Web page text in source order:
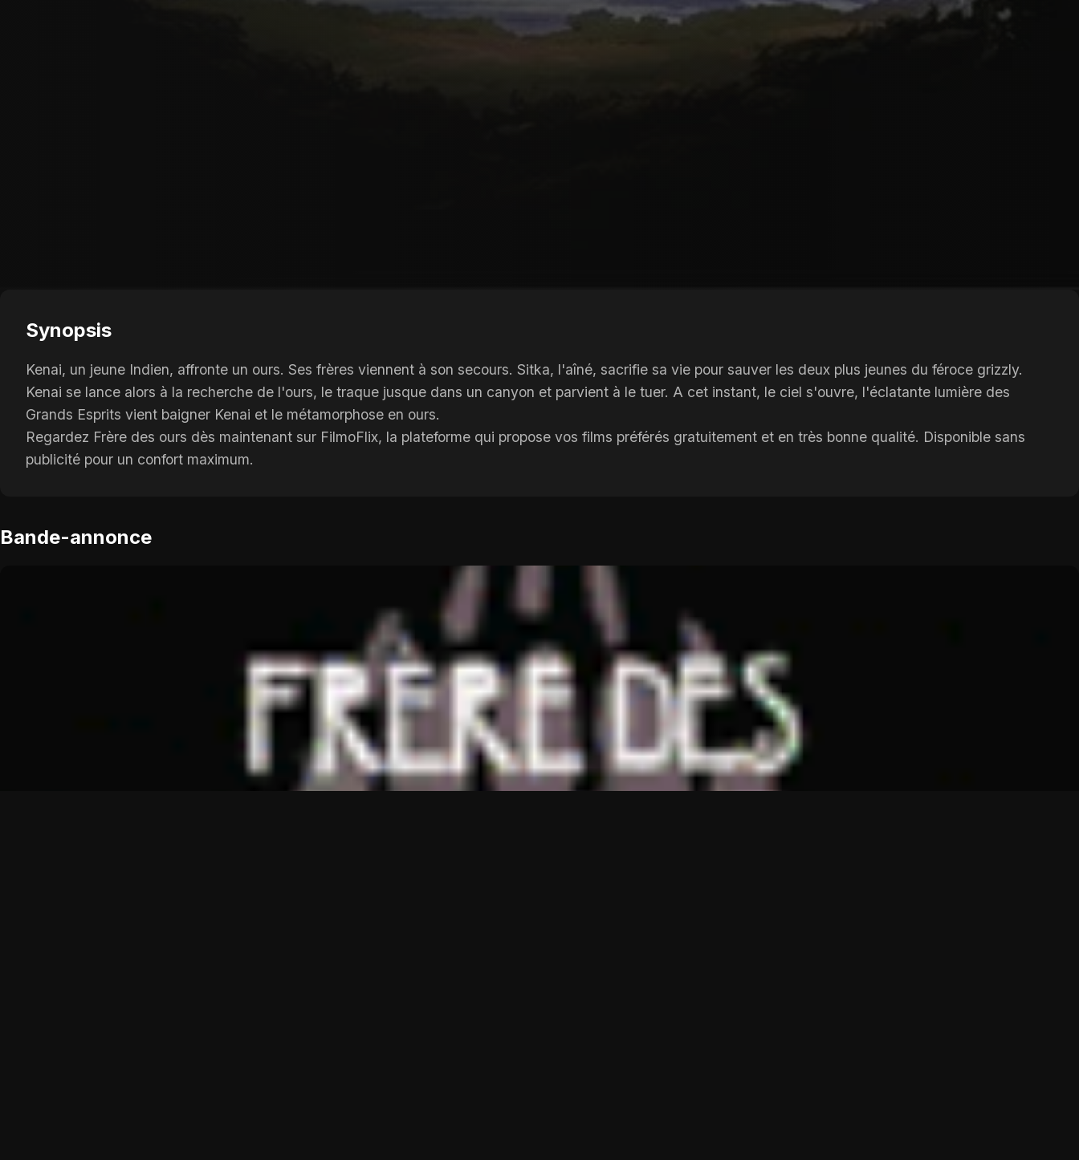
Synopsis
Kenai, un jeune Indien, affronte un ours. Ses frères viennent à son secours. Sitka, l'aîné, sacrifie sa vie pour sauver les deux plus jeunes du féroce grizzly.
Kenai se lance alors à la recherche de l'ours, le traque jusque dans un canyon et parvient à le tuer. A cet instant, le ciel s'ouvre, l'éclatante lumière des
Grands Esprits vient baigner Kenai et le métamorphose en ours.
Regardez Frère des ours dès maintenant sur FilmoFlix, la plateforme qui propose vos films préférés gratuitement et en très bonne qualité. Disponible sans
publicité pour un confort maximum.
Bande-annonce